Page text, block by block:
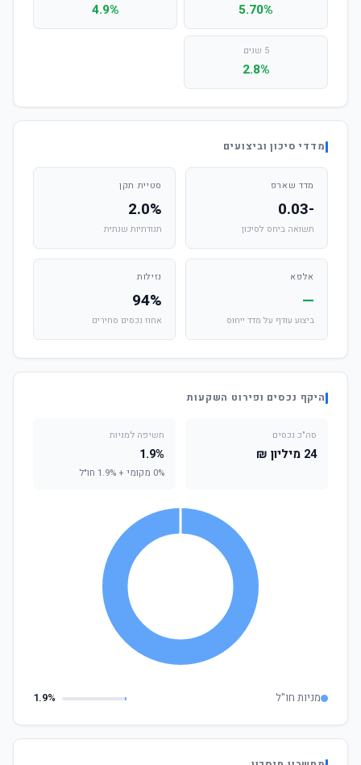
5.70%
4.9%
5 שנים
2.8%
מדדי סיכון וביצועים
מדד שארפ
-0.03
תשואה ביחס לסיכון
סטיית תקן
2.0%
תנודתיות שנתית
אלפא
—
ביצוע עודף על מדד ייחוס
נזילות
94%
אחוז נכסים סחירים
היקף נכסים ופירוט השקעות
סה"כ נכסים
24 מיליון ₪
חשיפה למניות
1.9%
0% מקומי + 1.9% חו"ל
מניות חו"ל 1.9%